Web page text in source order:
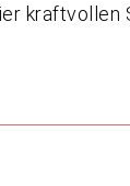
kraftvollen